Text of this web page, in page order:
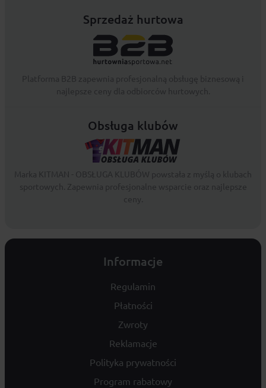
Sprzedaż hurtowa
Obsługa klubów
Informacje
Regulamin
Płatności
Zwroty
Reklamacje
Polityka prywatności
Program rabatowy